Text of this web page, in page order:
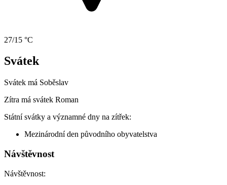
27/15 °C
Svátek
Svátek má Soběslav
Zítra má svátek Roman
Státní svátky a významné dny na zítřek:
Mezinárodní den původního obyvatelstva
Návštěvnost
Návštěvnost: